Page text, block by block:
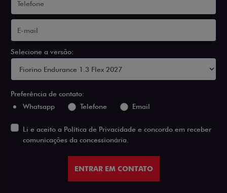
Selecione a versão:
Preferência de contato:
Whatsapp
Telefone Email
Li e aceito a Política de Privacidade e concordo em receber
comunicações da concessionária.
ENTRAR EM CONTATO